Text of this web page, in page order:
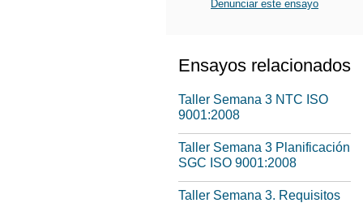
Denunciar este ensayo
Ensayos relacionados
Taller Semana 3 NTC ISO
9001:2008
Taller Semana 3 Planificación
SGC ISO 9001:2008
Taller Semana 3. Requisitos